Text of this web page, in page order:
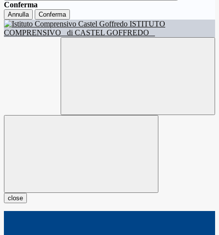
Conferma
Annulla Conferma
ISTITUTO
COMPRENSIVO
di CASTEL GOFFREDO
close